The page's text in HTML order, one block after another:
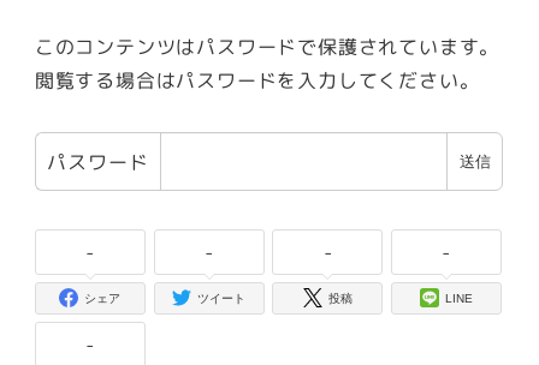
このコンテンツはパスワードで保護されています。
閲覧する場合はパスワードを入力してください。
パスワード
-
シェア
-
ツイート
-
投稿
-
LINE
-